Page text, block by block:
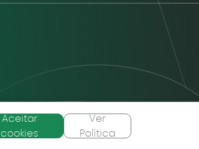
Aceitar
cookies
Ver
Política